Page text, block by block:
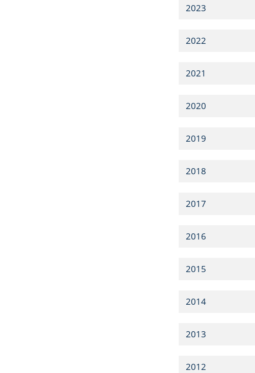
2023
2022
2021
2020
2019
2018
2017
2016
2015
2014
2013
2012